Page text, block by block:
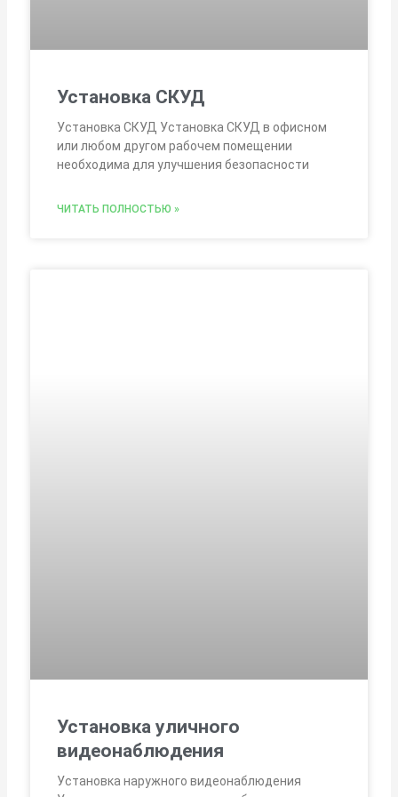
Установка СКУД
Установка СКУД Установка СКУД в офисном
или любом другом рабочем помещении
необходима для улучшения безопасности
ЧИТАТЬ ПОЛНОСТЬЮ »
Установка уличного
видеонаблюдения
Установка наружного видеонаблюдения